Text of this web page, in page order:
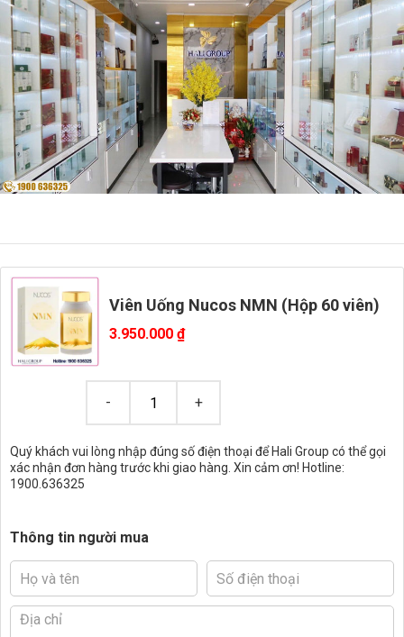
Viên Uống Nucos NMN (Hộp 60 viên)
3.950.000 ₫
Quý khách vui lòng nhập đúng số điện thoại để Hali Group có thể gọi
xác nhận đơn hàng trước khi giao hàng. Xin cảm ơn! Hotline:
1900.636325
Thông tin người mua